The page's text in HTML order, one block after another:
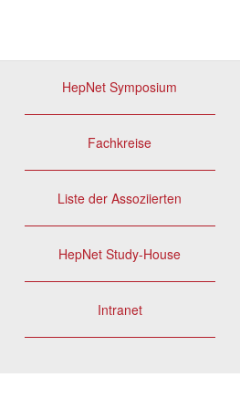
HepNet Symposium
Fachkreise
Liste der Assoziierten
HepNet Study-House
Intranet